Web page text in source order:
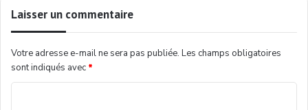
Laisser un commentaire
Votre adresse e-mail ne sera pas publiée. Les champs obligatoires
sont indiqués avec *